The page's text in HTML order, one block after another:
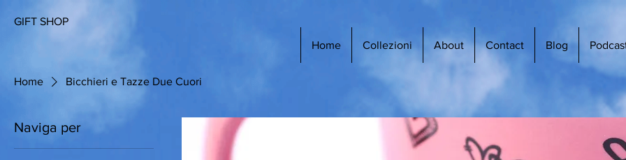
GIFT SHOP
Home
Collezioni About Contact Blog
Home Bicchieri e Tazze Due Cuori
Naviga per